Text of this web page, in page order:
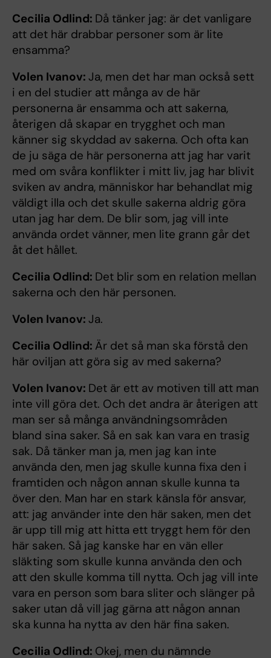
Cecilia Odlind: Då tänker jag: är det vanligare
att det här drabbar personer som är lite
ensamma?
Volen Ivanov: Ja, men det har man också sett
i en del studier att många av de här
personerna är ensamma och att sakerna,
återigen då skapar en trygghet och man
känner sig skyddad av sakerna. Och ofta kan
de ju säga de här personerna att jag har varit
med om svåra konflikter i mitt liv, jag har blivit
sviken av andra, människor har behandlat mig
väldigt illa och det skulle sakerna aldrig göra
utan jag har dem. De blir som, jag vill inte
använda ordet vänner, men lite grann går det
åt det hållet.
Cecilia Odlind: Det blir som en relation mellan
sakerna och den här personen.
Volen Ivanov: Ja.
Cecilia Odlind: Är det så man ska förstå den
här oviljan att göra sig av med sakerna?
Volen Ivanov: Det är ett av motiven till att man
inte vill göra det. Och det andra är återigen att
man ser så många användningsområden
bland sina saker. Så en sak kan vara en trasig
sak. Då tänker man ja, men jag kan inte
använda den, men jag skulle kunna fixa den i
framtiden och någon annan skulle kunna ta
över den. Man har en stark känsla för ansvar,
att: jag använder inte den här saken, men det
är upp till mig att hitta ett tryggt hem för den
här saken. Så jag kanske har en vän eller
släkting som skulle kunna använda den och
att den skulle komma till nytta. Och jag vill inte
vara en person som bara sliter och slänger på
saker utan då vill jag gärna att någon annan
ska kunna ha nytta av den här fina saken.
Cecilia Odlind: Okej, men du nämnde